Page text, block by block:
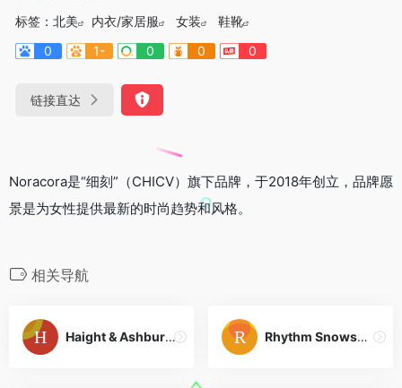
标签： 北美 内衣/家居服 女装
鞋靴
0
1- 0 0 0
链接直达
Noracora是“细刻”（CHICV）旗下品牌，于2018年创立，品牌愿
景是为女性提供最新的时尚趋势和风格。
相关导航
Haight & Ashbury Toronto Rhythm Snowsports